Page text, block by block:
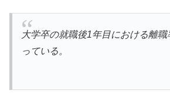
大学卒の就職後1年目における離
っている。